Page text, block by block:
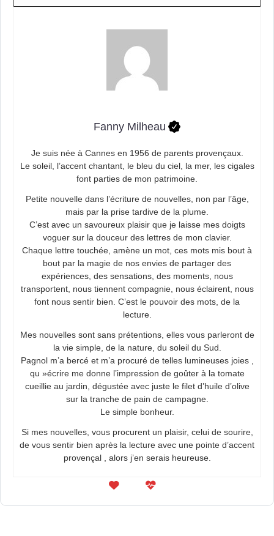
Fanny Milheau
Je suis née à Cannes en 1956 de parents provençaux.
Le soleil, l’accent chantant, le bleu du ciel, la mer, les cigales
font parties de mon patrimoine.
Petite nouvelle dans l’écriture de nouvelles, non par l’âge,
mais par la prise tardive de la plume.
C’est avec un savoureux plaisir que je laisse mes doigts
voguer sur la douceur des lettres de mon clavier.
Chaque lettre touchée, amène un mot, ces mots mis bout à
bout par la magie de nos envies de partager des
expériences, des sensations, des moments, nous
transportent, nous tiennent compagnie, nous éclairent, nous
font nous sentir bien. C’est le pouvoir des mots, de la
lecture.
Mes nouvelles sont sans prétentions, elles vous parleront de
la vie simple, de la nature, du soleil du Sud.
Pagnol m’a bercé et m’a procuré de telles lumineuses joies ,
qu »écrire me donne l’impression de goûter à la tomate
cueillie au jardin, dégustée avec juste le filet d’huile d’olive
sur la tranche de pain de campagne.
Le simple bonheur.
Si mes nouvelles, vous procurent un plaisir, celui de sourire,
de vous sentir bien après la lecture avec une pointe d’accent
provençal , alors j’en serais heureuse.